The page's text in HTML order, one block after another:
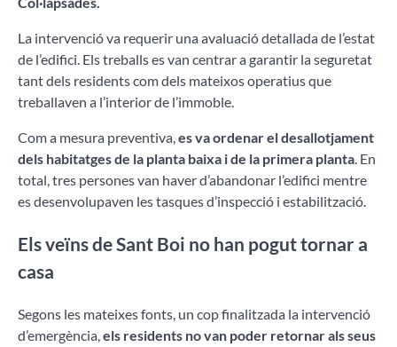
La intervenció va requerir una avaluació detallada de l’estat
de l’edifici. Els treballs es van centrar a garantir la seguretat
tant dels residents com dels mateixos operatius que
treballaven a l’interior de l’immoble.
Com a mesura preventiva, es va ordenar el desallotjament
dels habitatges de la planta baixa i de la primera planta . En
total, tres persones van haver d’abandonar l’edifici mentre
es desenvolupaven les tasques d’inspecció i estabilització.
Els veïns de Sant Boi no han pogut tornar a
casa
Segons les mateixes fonts, un cop finalitzada la intervenció
d’emergència,els residents no van poder retornar als seus